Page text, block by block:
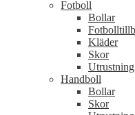
Fotboll
Bollar
Kläder
Skor
Utrustning
Handboll
Bollar
Skor